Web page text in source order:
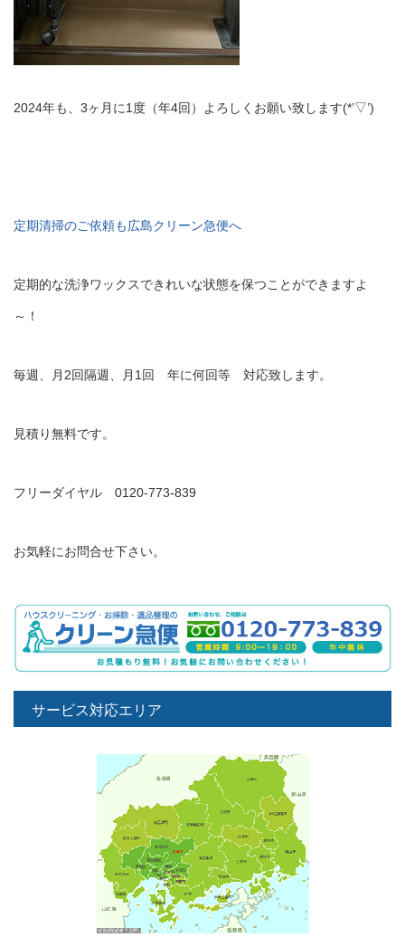
2024年も、3ヶ月に1度（年4回）よろしくお願い致します(*’▽’)
定期清掃のご依頼も広島クリーン急便へ
定期的な洗浄ワックスできれいな状態を保つことができますよ
～！
毎週、月2回隔週、月1回 年に何回等 対応致します。
見積り無料です。
フリーダイヤル 0120-773-839
お気軽にお問合せ下さい。
サービス対応エリア